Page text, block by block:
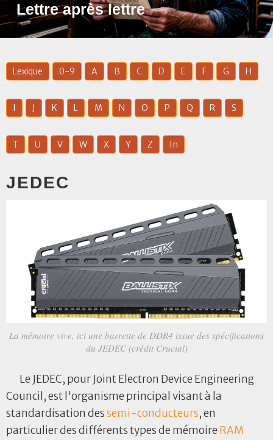
Lettre après lettre
Lexique 0-9 A B C D E F G H
I J K L M N O P Q R S
T U V W X Y Z In
JEDEC
La mémoire vive, ici une barrette de DDR4 issue des spécifications
du JEDEC (crédit Crucial)
Le JEDEC, pour Joint Electron Device Engineering
Council, est l'organisme principal visant à la
standardisation dessemi-conducteurs, en
particulier des différents types de mémoire RAM